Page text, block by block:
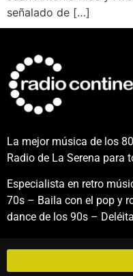
señalado de […]
La mejor música de los
Radio de La Serena para
Especialista en retro
70s – Baila con el pop y
dance de los 90s –